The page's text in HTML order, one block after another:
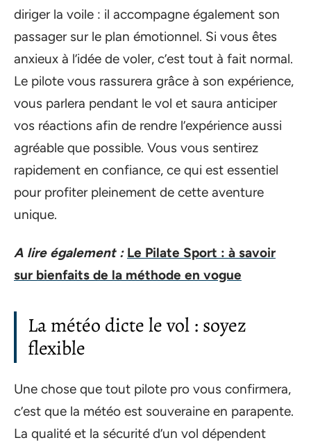
diriger la voile : il accompagne également son
passager sur le plan émotionnel. Si vous êtes
anxieux à l’idée de voler, c’est tout à fait normal.
Le pilote vous rassurera grâce à son expérience,
vous parlera pendant le vol et saura anticiper
vos réactions afin de rendre l’expérience aussi
agréable que possible. Vous vous sentirez
rapidement en confiance, ce qui est essentiel
pour profiter pleinement de cette aventure
unique.
A lire également : Le Pilate Sport : à savoir
sur bienfaits de la méthode en vogue
La météo dicte le vol : soyez
flexible
Une chose que tout pilote pro vous confirmera,
c’est que la météo est souveraine en parapente.
La qualité et la sécurité d’un vol dépendent